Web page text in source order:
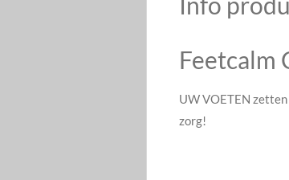
Feetcalm
UW VOETEN
zorg!